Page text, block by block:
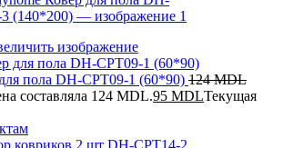
изображение
пола DH-CPT09-1 (60*90) 124MDL
составляла 124 MDL.95 MDLТекущая